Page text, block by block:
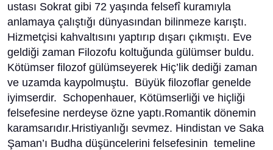
ustası Sokrat gibi 72 yaşında felsefî kuramıyla
anlamaya çalıştığı dünyasından bilinmeze karıştı.
Hizmetçisi kahvaltısını yaptırıp dışarı çıkmıştı. Eve
geldiği zaman Filozofu koltuğunda gülümser buldu.
Kötümser filozof gülümseyerek Hiç’lik dediği zaman
ve uzamda kaypolmuştu. Büyük filozoflar genelde
iyimserdir. Schopenhauer, Kötümserliği ve hiçliği
felsefesine nerdeyse özne yaptı.Romantik dönemin
karamsarıdır.Hristiyanlığı sevmez. Hindistan ve Saka
Şaman’ı Budha düşüncelerini felsefesinin temeline